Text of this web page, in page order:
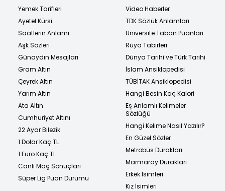
Yemek Tarifleri
Ayetel Kürsi
Saatlerin Anlamı
Aşk Sözleri
Günaydın Mesajları
Gram Altın
Çeyrek Altın
Yarım Altın
Ata Altın
Cumhuriyet Altını
22 Ayar Bilezik
1 Dolar Kaç TL
1 Euro Kaç TL
Canlı Maç Sonuçları
Süper Lig Puan Durumu
Video Haberler
TDK Sözlük Anlamları
Üniversite Taban Puanları
Rüya Tabirleri
Dünya Tarihi ve Türk Tarihi
İslam Ansiklopedisi
TÜBİTAK Ansiklopedisi
Hangi Besin Kaç Kalori
Eş Anlamlı Kelimeler
Sözlüğü
Hangi Kelime Nasıl Yazılır?
En Güzel Sözler
Metrobüs Durakları
Marmaray Durakları
Erkek İsimleri
Kız İsimleri